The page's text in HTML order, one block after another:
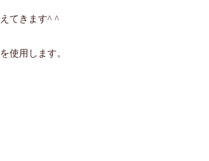
てきます^ ^
使用します。